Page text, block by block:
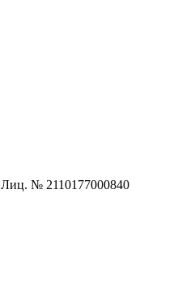
Лиц. № 2110177000840